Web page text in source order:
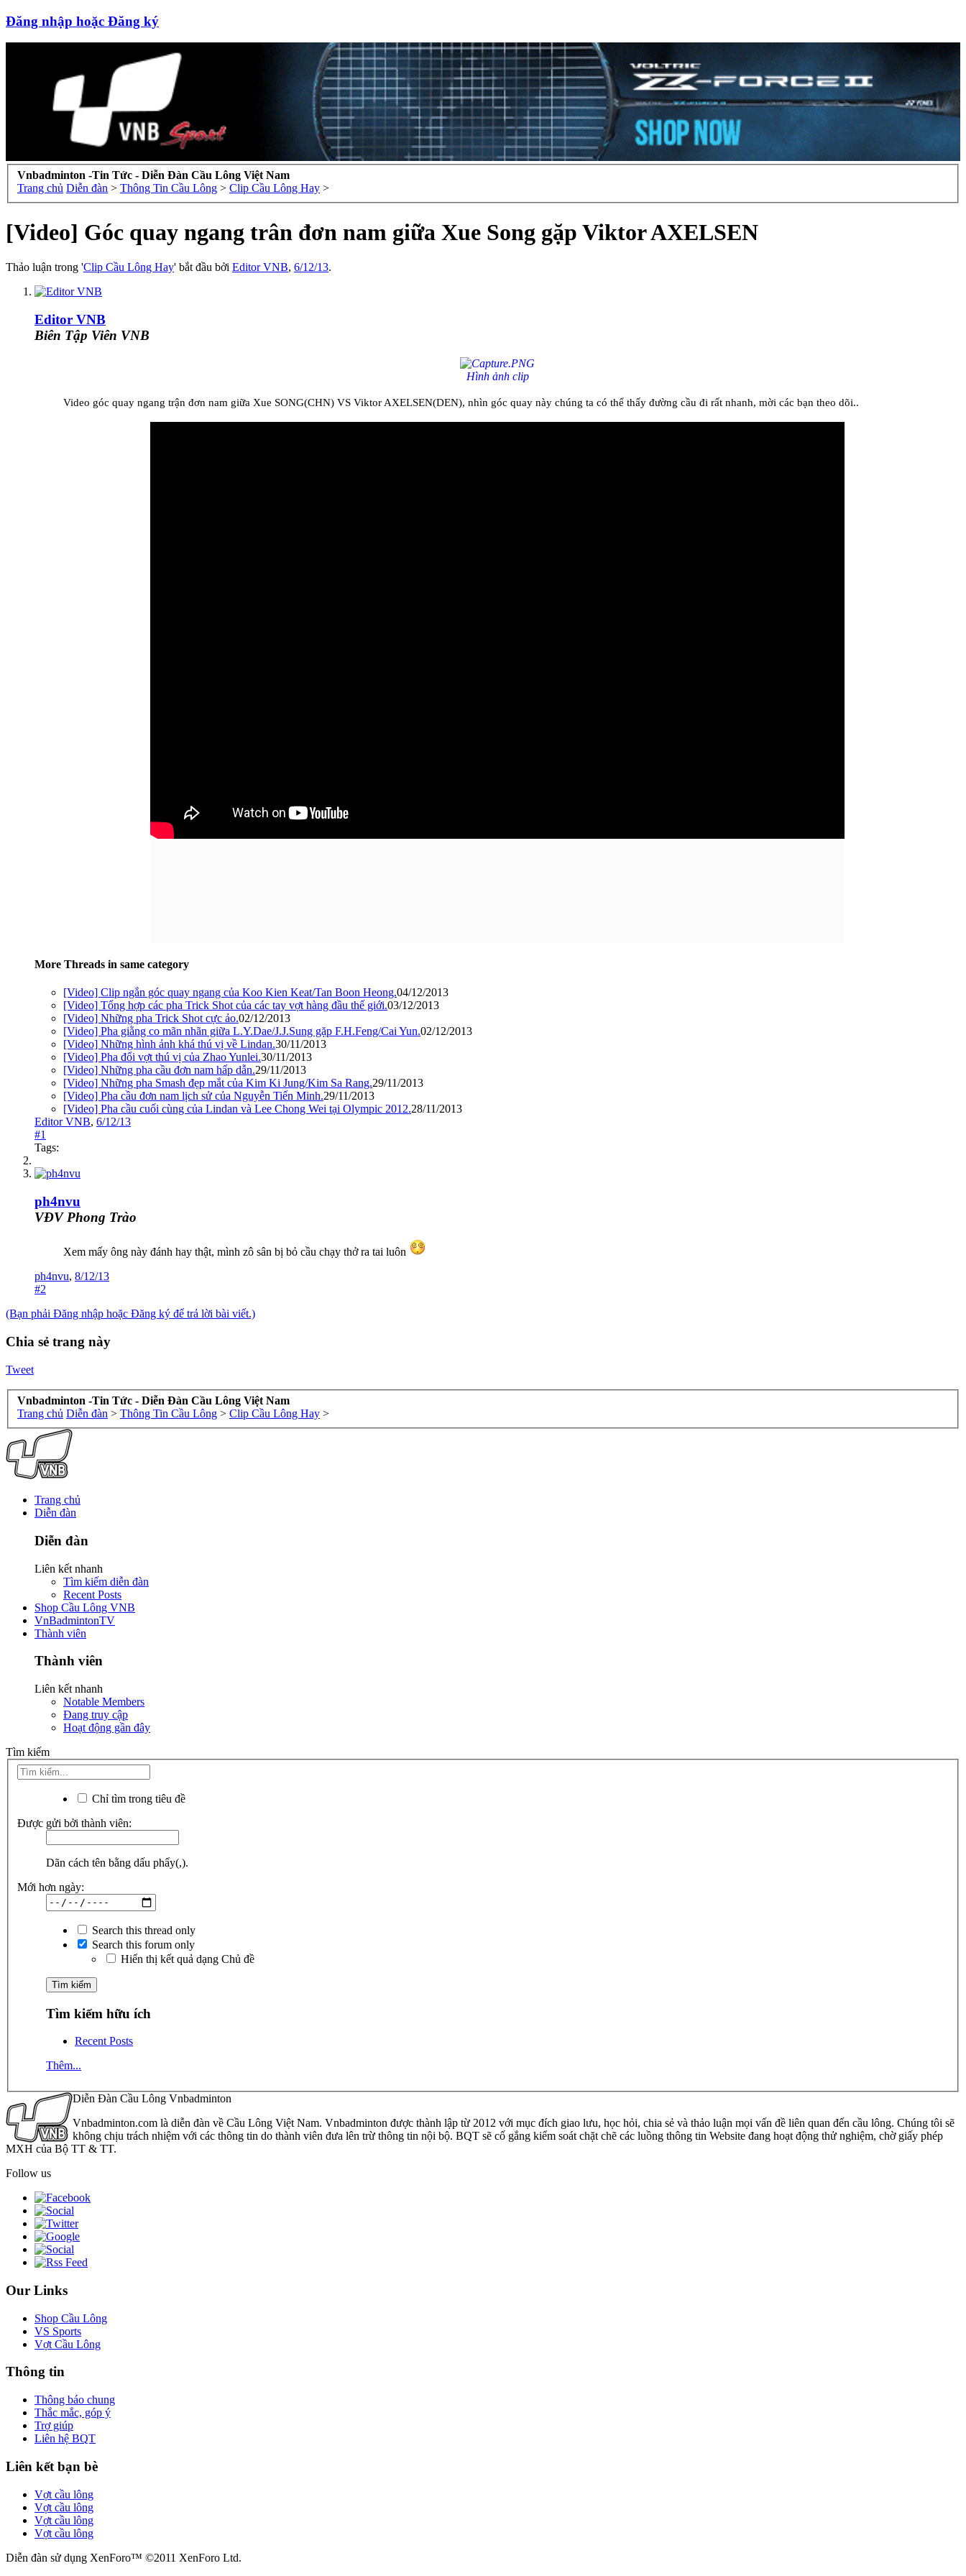
Đăng nhập hoặc Đăng ký
Vnbadminton -Tin Tức - Diễn Đàn Cầu Lông Việt Nam
Trang chủ Diễn đàn > Thông Tin Cầu Lông > Clip Cầu Lông Hay >
[Video] Góc quay ngang trân đơn nam giữa Xue Song gặp Viktor AXELSEN
Thảo luận trong 'Clip Cầu Lông Hay' bắt đầu bởi Editor VNB, 6/12/13.
Editor VNB
Biên Tập Viên VNB
Hình ảnh clip
Video góc quay ngang trận đơn nam giữa Xue SONG(CHN) VS Viktor AXELSEN(DEN), nhìn góc quay này chúng ta có thể thấy đường cầu đi rất nhanh, mời các bạn theo dõi..
More Threads in same category
[Video] Clip ngắn góc quay ngang của Koo Kien Keat/Tan Boon Heong.04/12/2013
[Video] Tổng hợp các pha Trick Shot của các tay vợt hàng đầu thế giới.03/12/2013
[Video] Những pha Trick Shot cực ảo.02/12/2013
[Video] Pha giằng co mãn nhãn giữa L.Y.Dae/J.J.Sung gặp F.H.Feng/Cai Yun.02/12/2013
[Video] Những hình ảnh khá thú vị về Lindan.30/11/2013
[Video] Pha đổi vợt thú vị của Zhao Yunlei.30/11/2013
[Video] Những pha cầu đơn nam hấp dẫn.29/11/2013
[Video] Những pha Smash đẹp mắt của Kim Ki Jung/Kim Sa Rang.29/11/2013
[Video] Pha cầu đơn nam lịch sử của Nguyễn Tiến Minh.29/11/2013
[Video] Pha cầu cuối cùng của Lindan và Lee Chong Wei tại Olympic 2012.28/11/2013
Editor VNB, 6/12/13
#1
Tags:
ph4nvu
VĐV Phong Trào
Xem mấy ông này đánh hay thật, mình zô sân bị bỏ cầu chạy thở ra tai luôn
ph4nvu, 8/12/13
#2
(Bạn phải Đăng nhập hoặc Đăng ký để trả lời bài viết.)
Chia sẻ trang này
Tweet
Vnbadminton -Tin Tức - Diễn Đàn Cầu Lông Việt Nam
Trang chủ Diễn đàn > Thông Tin Cầu Lông > Clip Cầu Lông Hay >
Trang chủ
Diễn đàn
Diễn đàn
Liên kết nhanh
Tìm kiếm diễn đàn
Recent Posts
Shop Cầu Lông VNB
VnBadmintonTV
Thành viên
Thành viên
Liên kết nhanh
Notable Members
Đang truy cập
Hoạt động gần đây
Tìm kiếm
Chỉ tìm trong tiêu đề
Được gửi bởi thành viên:
Dãn cách tên bằng dấu phẩy(,).
Mới hơn ngày:
Search this thread only
Search this forum only
Hiển thị kết quả dạng Chủ đề
Tìm kiếm hữu ích
Recent Posts
Thêm...
Diễn Đàn Cầu Lông Vnbadminton
Vnbadminton.com là diễn đàn về Cầu Lông Việt Nam. Vnbadminton được thành lập từ 2012 với mục đích giao lưu, học hỏi, chia sẻ và thảo luận mọi vấn đề liên quan đến cầu lông. Chúng tôi sẽ
không chịu trách nhiệm với các thông tin do thành viên đưa lên trừ thông tin nội bộ. BQT sẽ cố gắng kiểm soát chặt chẽ các luồng thông tin Website đang hoạt động thử nghiệm, chờ giấy phép
MXH của Bộ TT & TT.
Follow us
Our Links
Shop Cầu Lông
VS Sports
Vợt Cầu Lông
Thông tin
Thông báo chung
Thắc mắc, góp ý
Trợ giúp
Liên hệ BQT
Liên kết bạn bè
Vợt cầu lông
Vợt cầu lông
Vợt cầu lông
Vợt cầu lông
Diễn đàn sử dụng XenForo™ ©2011 XenForo Ltd.